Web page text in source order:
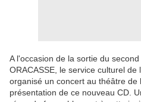
A l'occasion de la sortie du
ORACASSE, le service culturel
organisé un concert au théâtre de
présentation de ce nouveau CD.